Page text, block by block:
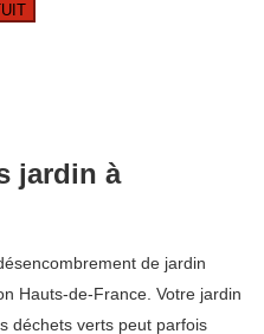
jardin à
de jardin
Hauts-de-France. Votre jardin
déchets verts peut parfois